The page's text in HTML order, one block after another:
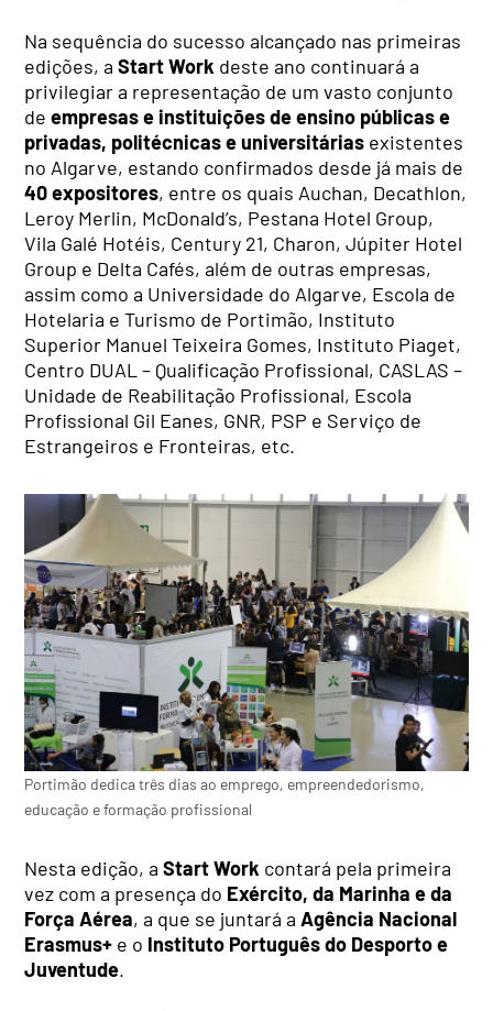
Na sequência do sucesso alcançado nas primeiras
edições, aStart Work deste ano continuará a
privilegiar a representação de um vasto conjunto
deempresas e instituições de ensino públicas e
privadas, politécnicas e universitárias existentes
no Algarve, estando confirmados desde já mais de
40 expositores, entre os quais Auchan, Decathlon,
Leroy Merlin, McDonald’s, Pestana Hotel Group,
Vila Galé Hotéis, Century 21, Charon, Júpiter Hotel
Group e Delta Cafés, além de outras empresas,
assim como a Universidade do Algarve, Escola de
Hotelaria e Turismo de Portimão, Instituto
Superior Manuel Teixeira Gomes, Instituto Piaget,
Centro DUAL – Qualificação Profissional, CASLAS –
Unidade de Reabilitação Profissional, Escola
Profissional Gil Eanes, GNR, PSP e Serviço de
Estrangeiros e Fronteiras, etc.
Portimão dedica três dias ao emprego, empreendedorismo,
educação e formação profissional
Nesta edição, aStart Work contará pela primeira
vez com a presença do Exército, da Marinha e da
Força Aérea, a que se juntará aAgência Nacional
Erasmus+ e o Instituto Português do Desporto e
Juventude.